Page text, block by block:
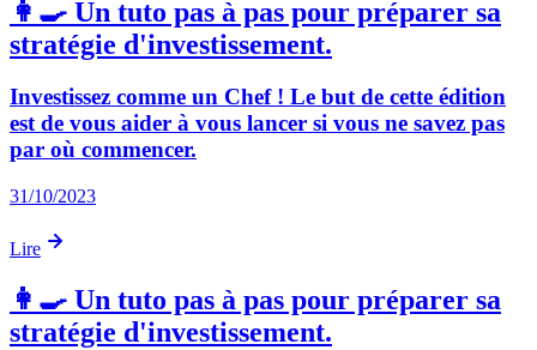
👩‍🍳 Un tuto pas à pas pour préparer sa
stratégie d'investissement.
Investissez comme un Chef ! Le but de cette édition
est de vous aider à vous lancer si vous ne savez pas
par où commencer.
31/10/2023
Lire
👩‍🍳 Un tuto pas à pas pour préparer sa
stratégie d'investissement.